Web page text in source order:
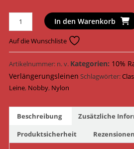
Nobby
Hundeleine
Verlängerungsleine
Classic
Comfort
extra
lang
-
80682
Himbeere
In den Warenkorb
Auf die Wunschliste
Artikelnummer: n. v. Kategorien: 10%
Verlängerungsleinen Schlagwörter:
Leine, Nobby, Nylon
Beschreibung
Zusätzliche
Produktsicherheit